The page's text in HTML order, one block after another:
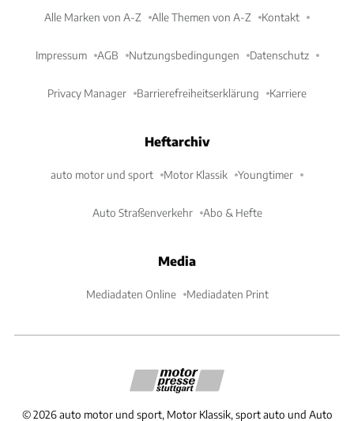
Alle Marken von A-Z Alle Themen von A-Z Kontakt
Impressum AGB Nutzungsbedingungen Datenschutz
Privacy Manager Barrierefreiheitserklärung Karriere
Heftarchiv
auto motor und sport Motor Klassik Youngtimer
Auto Straßenverkehr Abo & Hefte
Media
Mediadaten Online Mediadaten Print
©2026 auto motor und sport, Motor Klassik, sport auto und Auto